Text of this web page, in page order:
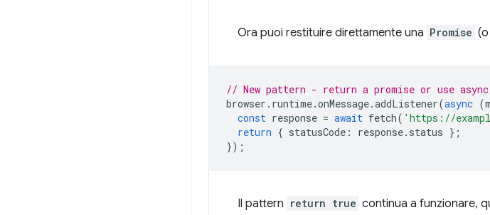
Ora puoi restituire direttamente una Promise
// New pattern - return a promise or use
browser . runtime.onMessage.addListener(async (
const response = await fetch( 'https://
return { statusCode : response. status };
});
Il pattern return true continua a funzionare,